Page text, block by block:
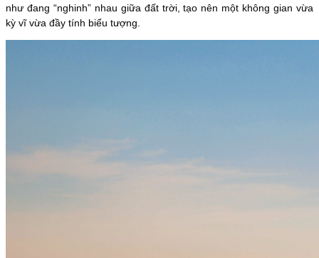
như đang “nghinh” nhau giữa đất trời, tạo nên một không gian vừa
kỳ vĩ vừa đầy tính biểu tượng.